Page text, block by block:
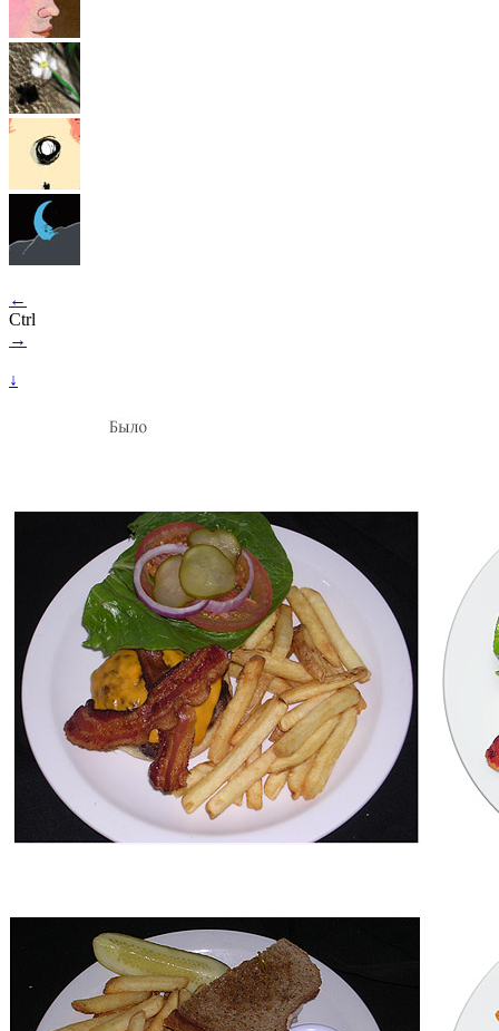
←
Ctrl
→
↓